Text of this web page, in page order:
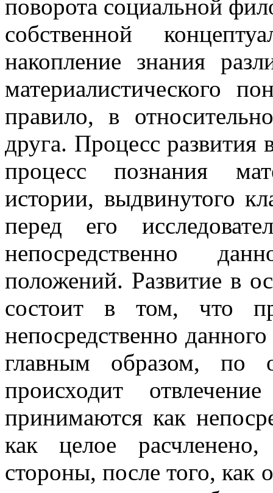
поворота со­циальной
собственной
накопление знания
материалистического
правило, в
друга. Процесс развития
процесс познания
истории, выдвинутого
перед его
непосредственно
положений. Развитие в
состоит в том, что
непосредственно
главным образом, по
происходит
принимаются как
как целое
стороны, после того, как